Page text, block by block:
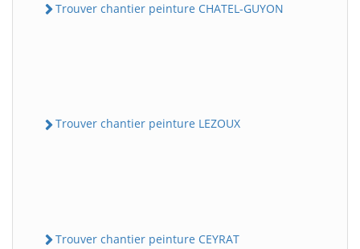
Trouver chantier peinture CHATEL-GUYON
Trouver chantier peinture LEZOUX
Trouver chantier peinture CEYRAT